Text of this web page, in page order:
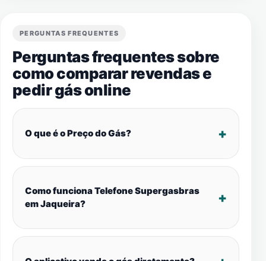
PERGUNTAS FREQUENTES
Perguntas frequentes sobre
como comparar revendas e
pedir gás online
O que é o Preço do Gás?
Como funciona Telefone Supergasbras
em Jaqueira?